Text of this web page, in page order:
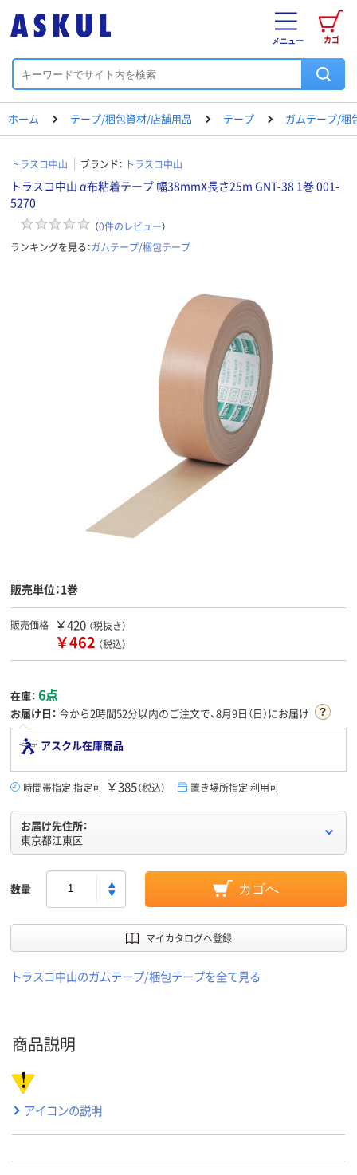
カゴ
メニュー
ホーム テープ/梱包資材/店舗用品 テープ ガムテープ/梱
トラスコ中山 ブランド： トラスコ中山
トラスコ中山 α布粘着テープ 幅38mmX長さ25m GNT-38 1巻 001-
5270
（0件のレビュー）
ランキングを見る：ガムテープ/梱包テープ
販売単位：1巻
販売価格 ￥420 （税抜き）
￥462 （税込）
在庫： 6点
お届け日： 今から2時間52分以内のご注文で、8月9日（日）にお届け
アスクル在庫商品
時間帯指定 指定可 ￥385（税込） 置き場所指定 利用可
お届け先住所：
東京都江東区
数量 カゴへ
マイカタログへ登録
トラスコ中山のガムテープ/梱包テープを全て見る
商品説明
アイコンの説明